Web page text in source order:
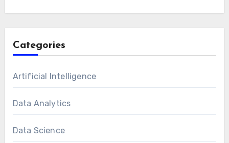
Categories
Artificial Intelligence
Data Analytics
Data Science